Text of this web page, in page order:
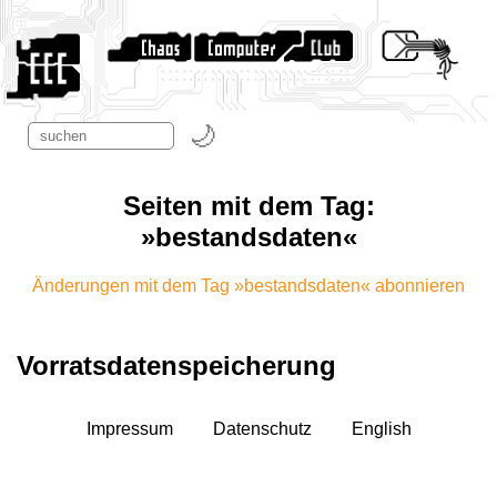
Seiten mit dem Tag:
»bestandsdaten«
Änderungen mit dem Tag »bestandsdaten« abonnieren
Vorratsdatenspeicherung
Impressum Datenschutz English